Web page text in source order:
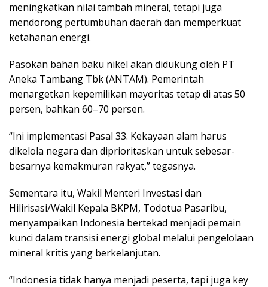
meningkatkan nilai tambah mineral, tetapi juga
mendorong pertumbuhan daerah dan memperkuat
ketahanan energi.
Pasokan bahan baku nikel akan didukung oleh PT
Aneka Tambang Tbk (ANTAM). Pemerintah
menargetkan kepemilikan mayoritas tetap di atas 50
persen, bahkan 60–70 persen.
“Ini implementasi Pasal 33. Kekayaan alam harus
dikelola negara dan diprioritaskan untuk sebesar-
besarnya kemakmuran rakyat,” tegasnya.
Sementara itu, Wakil Menteri Investasi dan
Hilirisasi/Wakil Kepala BKPM, Todotua Pasaribu,
menyampaikan Indonesia bertekad menjadi pemain
kunci dalam transisi energi global melalui pengelolaan
mineral kritis yang berkelanjutan.
“Indonesia tidak hanya menjadi peserta, tapi juga key